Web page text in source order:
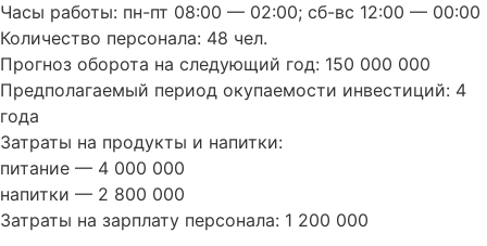
Часы работы: пн-пт 08:00 — 02:00; сб-вс 12:00 — 00:00
Количество персонала: 48 чел.
Прогноз оборота на следующий год: 150 000 000
Предполагаемый период окупаемости инвестиций: 4
года
Затраты на продукты и напитки:
питание — 4 000 000
напитки — 2 800 000
Затраты на зарплату персонала: 1 200 000